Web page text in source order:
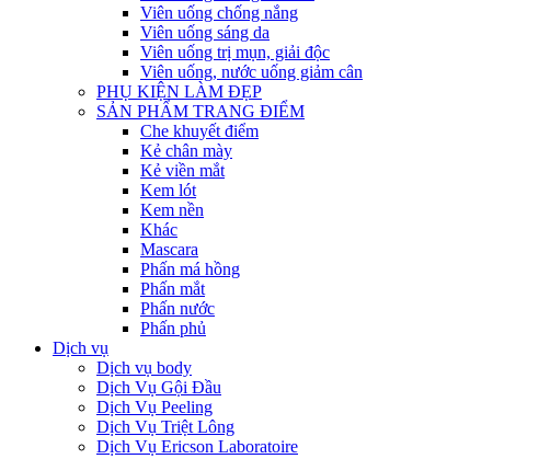
Viên uống chống nắng
Viên uống sáng da
Viên uống trị mụn, giải độc
Viên uống, nước uống giảm cân
PHỤ KIỆN LÀM ĐẸP
SẢN PHẨM TRANG ĐIỂM
Che khuyết điểm
Kẻ chân mày
Kẻ viền mắt
Kem lót
Kem nền
Khác
Mascara
Phấn má hồng
Phấn mắt
Phấn nước
Phấn phủ
Dịch vụ
Dịch vụ body
Dịch Vụ Gội Đầu
Dịch Vụ Peeling
Dịch Vụ Triệt Lông
Dịch Vụ Ericson Laboratoire